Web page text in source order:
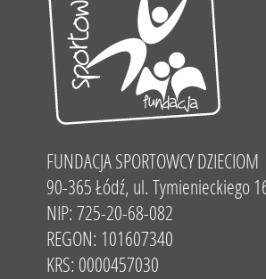
FUNDACJA SPORTOWCY DZIECIOM
90-365 Łódź, ul. Tymienieckiego
NIP: 725-20-68-082
REGON: 101607340
KRS: 0000457030